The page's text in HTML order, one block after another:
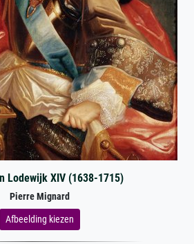
Lodewijk XIV (1638-1715)
Pierre Mignard
Afbeelding kiezen